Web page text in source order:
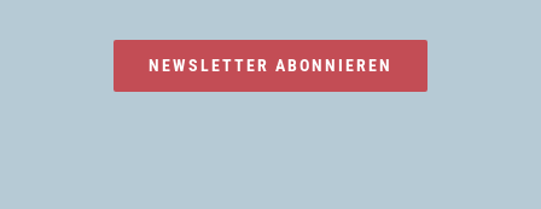
NEWSLETTER ABONNIEREN